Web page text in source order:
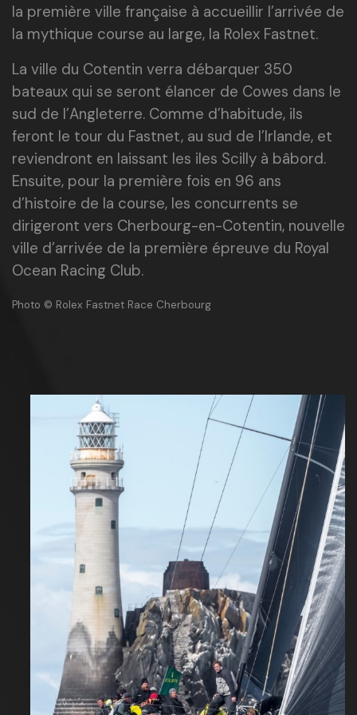
la première ville française à accueillir l’arrivée de
la mythique course au large, la Rolex Fastnet.
La ville du Cotentin verra débarquer 350
bateaux qui se seront élancer de Cowes dans le
sud de l’Angleterre. Comme d’habitude, ils
feront le tour du Fastnet, au sud de l’Irlande, et
reviendront en laissant les iles Scilly à bâbord.
Ensuite, pour la première fois en 96 ans
d’histoire de la course, les concurrents se
dirigeront vers Cherbourg-en-Cotentin, nouvelle
ville d’arrivée de la première épreuve du Royal
Ocean Racing Club.
Photo © Rolex Fastnet Race Cherbourg